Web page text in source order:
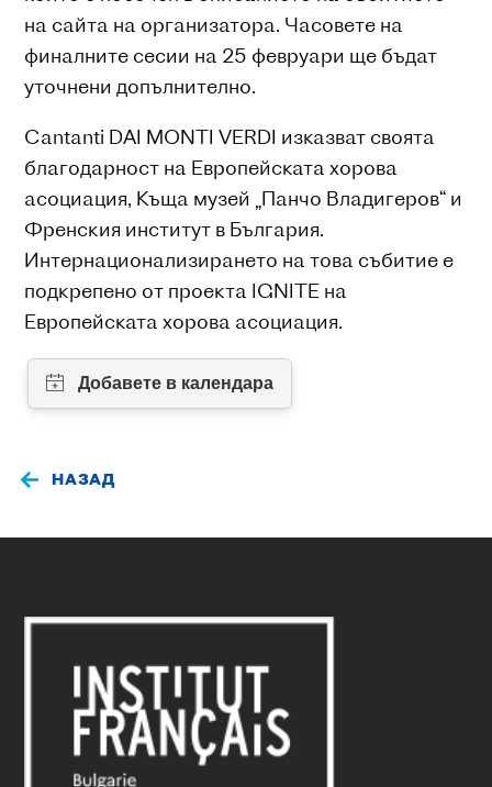
на сайта на организатора. Часовете на
финалните сесии на 25 февруари ще бъдат
уточнени допълнително.
Cantanti DAI MONTI VERDI изказват своята
благодарност на Европейската хорова
асоциация, Къща музей „Панчо Владигеров“ и
Френския институт в България.
Интернационализирането на това събитие е
подкрепено от проекта IGNITE на
Европейската хорова асоциация.
НАЗАД